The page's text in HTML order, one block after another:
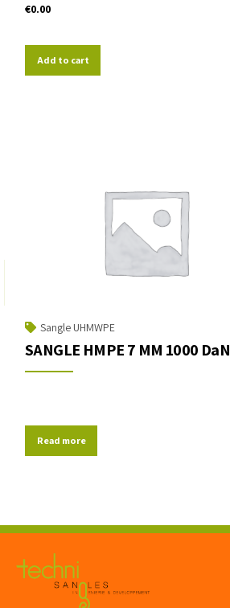
€0.00
Add to cart
Sangle UHMWPE
SANGLE HMPE 7 MM 1000 DaN
Read more